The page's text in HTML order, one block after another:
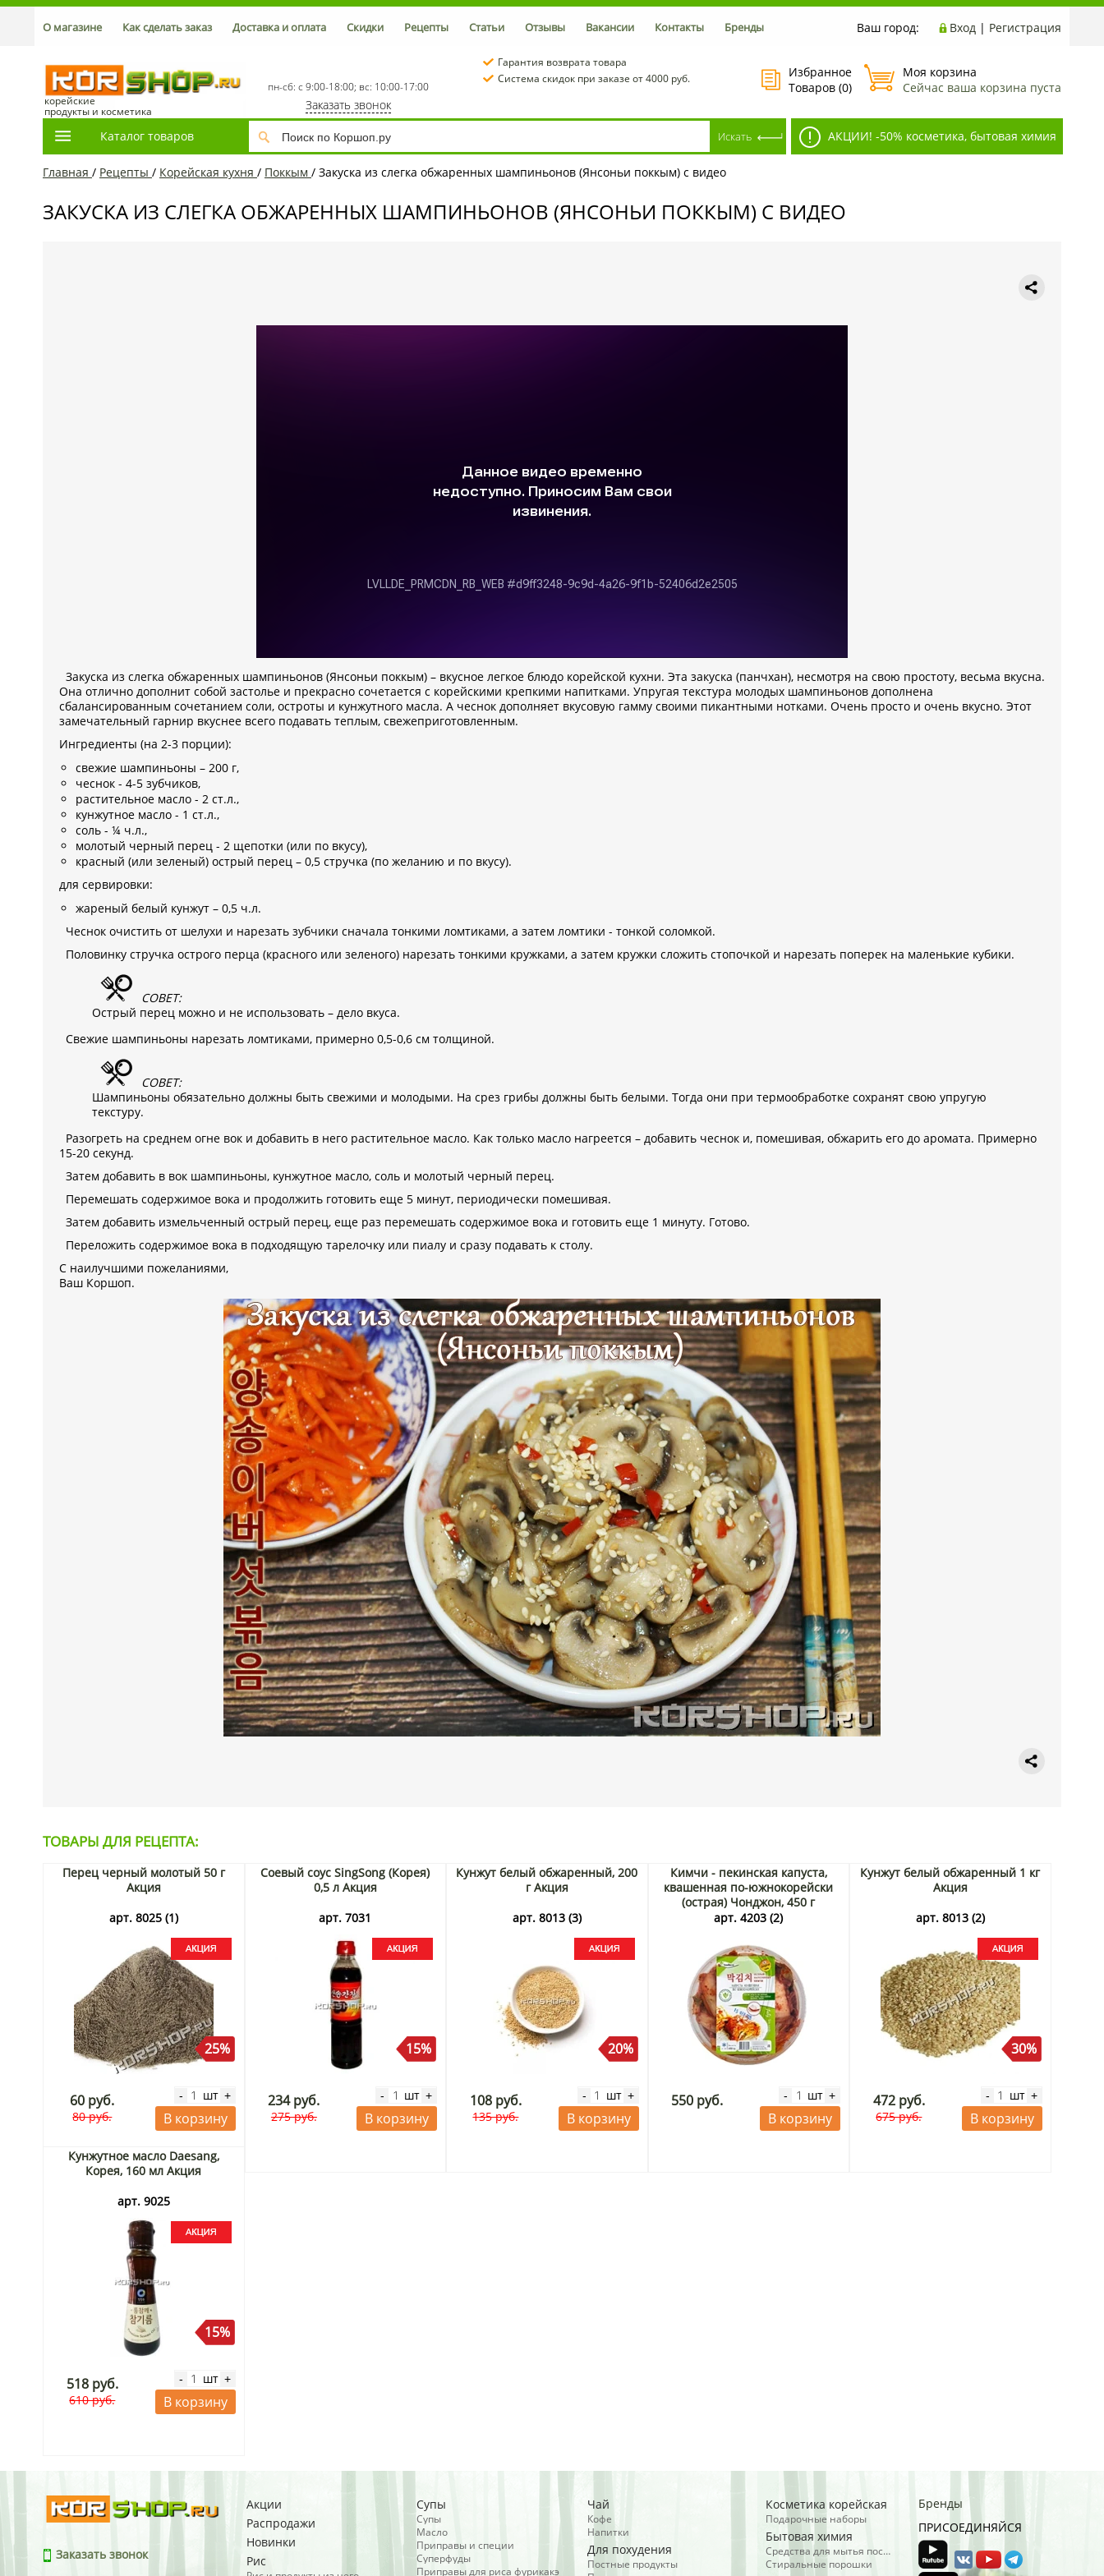
Ваш город: Вход | Регистрация
О магазине Как сделать заказ Доставка и оплата Скидки Рецепты Статьи Отзывы Вакансии Контакты Бренды
корейские
продукты и косметика
пн-сб: с 9:00-18:00; вс: 10:00-17:00
Заказать звонок
Гарантия возврата товара
Система скидок при заказе от 4000 руб.
Избранное
Товаров (0)
Моя корзина
Сейчас ваша корзина пуста
Каталог товаров АКЦИИ! -50% косметика, бытовая химия
Главная / Рецепты / Корейская кухня / Поккым / Закуска из слегка обжаренных шампиньонов (Янсоньи поккым) с видео
ЗАКУСКА ИЗ СЛЕГКА ОБЖАРЕННЫХ ШАМПИНЬОНОВ (ЯНСОНЬИ ПОККЫМ) С ВИДЕО
Закуска из слегка обжаренных шампиньонов (Янсоньи поккым) – вкусное легкое блюдо корейской кухни. Эта закуска (панчхан), несмотря на свою простоту, весьма вкусна.
Она отлично дополнит собой застолье и прекрасно сочетается с корейскими крепкими напитками. Упругая текстура молодых шампиньонов дополнена
сбалансированным сочетанием соли, остроты и кунжутного масла. А чеснок дополняет вкусовую гамму своими пикантными нотками. Очень просто и очень вкусно. Этот
замечательный гарнир вкуснее всего подавать теплым, свежеприготовленным.
Ингредиенты (на 2-3 порции):
свежие шампиньоны – 200 г,
чеснок - 4-5 зубчиков,
растительное масло - 2 ст.л.,
кунжутное масло - 1 ст.л.,
соль - ¼ ч.л.,
молотый черный перец - 2 щепотки (или по вкусу),
красный (или зеленый) острый перец – 0,5 стручка (по желанию и по вкусу).
для сервировки:
жареный белый кунжут – 0,5 ч.л.
Чеснок очистить от шелухи и нарезать зубчики сначала тонкими ломтиками, а затем ломтики - тонкой соломкой.
Половинку стручка острого перца (красного или зеленого) нарезать тонкими кружками, а затем кружки сложить стопочкой и нарезать поперек на маленькие кубики.
СОВЕТ:
Острый перец можно и не использовать – дело вкуса.
Свежие шампиньоны нарезать ломтиками, примерно 0,5-0,6 см толщиной.
СОВЕТ:
Шампиньоны обязательно должны быть свежими и молодыми. На срез грибы должны быть белыми. Тогда они при термообработке сохранят свою упругую
текстуру.
Разогреть на среднем огне вок и добавить в него растительное масло. Как только масло нагреется – добавить чеснок и, помешивая, обжарить его до аромата. Примерно
15-20 секунд.
Затем добавить в вок шампиньоны, кунжутное масло, соль и молотый черный перец.
Перемешать содержимое вока и продолжить готовить еще 5 минут, периодически помешивая.
Затем добавить измельченный острый перец, еще раз перемешать содержимое вока и готовить еще 1 минуту. Готово.
Переложить содержимое вока в подходящую тарелочку или пиалу и сразу подавать к столу.
С наилучшими пожеланиями,
Ваш Коршоп.
ТОВАРЫ ДЛЯ РЕЦЕПТА:
Перец черный молотый 50 г
Акция
арт. 8025 (1)
25%
60 руб.
80 руб.
- шт +
В корзину
Соевый соус SingSong (Корея)
0,5 л Акция
арт. 7031
15%
234 руб.
275 руб.
- шт +
В корзину
Кунжут белый обжаренный, 200
г Акция
арт. 8013 (3)
20%
108 руб.
135 руб.
- шт +
В корзину
Кимчи - пекинская капуста,
квашенная по-южнокорейски
(острая) Чонджон, 450 г
арт. 4203 (2)
550 руб. - шт +
В корзину
Кунжут белый обжаренный 1 кг
Акция
арт. 8013 (2)
30%
472 руб.
675 руб.
- шт +
В корзину
Кунжутное масло Daesang,
Корея, 160 мл Акция
арт. 9025
15%
518 руб.
610 руб.
- шт +
В корзину
Заказать звонок
Акции
Распродажи
Новинки
Рис
Супы
Супы
Масло
Приправы и специи
Суперфуды
Приправы для риса фурикакэ
Чай
Кофе
Напитки
Для похудения
Постные продукты
Косметика корейская
Подарочные наборы
Бытовая химия
Средства для мытья посуды
Стиральные порошки
Бренды
ПРИСОЕДИНЯЙСЯ